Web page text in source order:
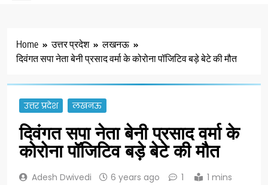
Home उत्तर प्रदेश
लखनऊ
दिवंगत सपा नेता बेनी प्रसाद वर्मा के कोरोना पॉजिटिव बड़े बेटे की मौत
उत्तर प्रदेश लखनऊ
दिवंगत सपा नेता बेनी प्रसाद वर्मा के
कोरोना पॉजिटिव बड़े बेटे की मौत
Adesh Dwivedi 6 years ago 1 1 mins